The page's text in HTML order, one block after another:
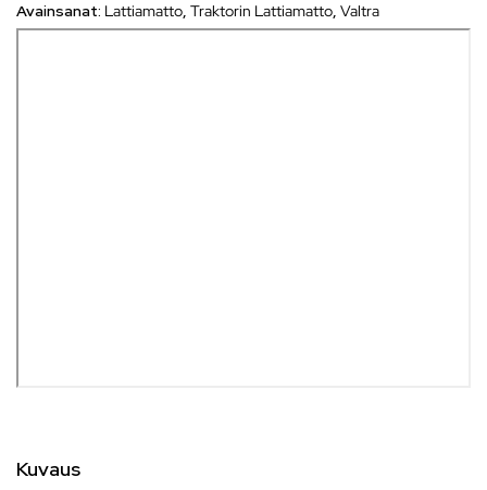
Avainsanat: Lattiamatto, Traktorin Lattiamatto, Valtra
Kuvaus